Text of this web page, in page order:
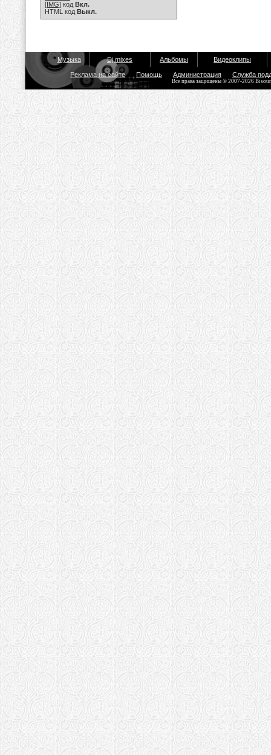
[IMG] код Вкл.
HTML код Выкл.
Музыка Dj mixes Альбомы Видеоклипы
Реклама на сайте Помощь Администрация Служба
Все права защищены © 2007-2026